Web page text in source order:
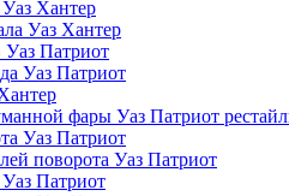
Хантер
Уаз Хантер
Патриот
Уаз Патриот
фары Уаз Патриот
Уаз Патриот
поворота Уаз Патриот
Патриот